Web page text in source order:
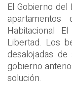
El Gobierno
Habitacional
Libertad. Los
desalojadas
gobierno
solución.